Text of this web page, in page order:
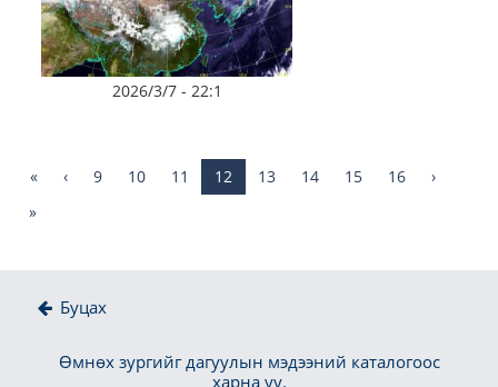
2026/3/7 - 22:1
« ‹ 9 10 11 12 13 14 15 16
›
»
Буцах
Өмнөх зургийг дагуулын мэдээний каталогоос
харна уу.